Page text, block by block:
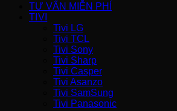
TƯ VẤN MIỄN PHÍ
TIVI
Tivi LG
Tivi TCL
Tivi Sony
Tivi Sharp
Tivi Casper
Tivi Asanzo
Tivi SamSung
Tivi Panasonic